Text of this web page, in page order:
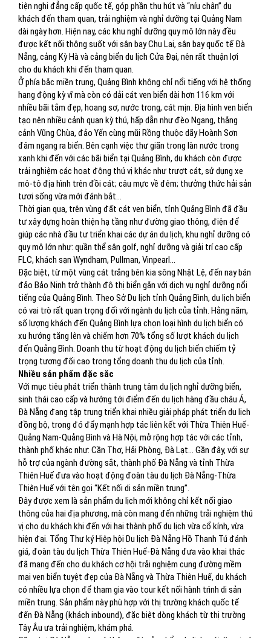
tiện nghi đẳng cấp quốc tế, góp phần thu hút và “níu chân” du
khách đến tham quan, trải nghiệm và nghỉ dưỡng tại Quảng Nam
dài ngày hơn. Hiện nay, các khu nghỉ dưỡng quy mô lớn này đều
được kết nối thông suốt với sân bay Chu Lai, sân bay quốc tế Đà
Nẵng, cảng Kỳ Hà và cảng biển du lịch Cửa Đại, nên rất thuận lợi
cho du khách khi đến tham quan.
Ở phía bắc miền trung, Quảng Bình không chỉ nổi tiếng với hệ thống
hang động kỳ vĩ mà còn có dải cát ven biển dài hơn 116 km với
nhiều bãi tắm đẹp, hoang sơ, nước trong, cát mịn. Địa hình ven biển
tạo nên nhiều cảnh quan kỳ thú, hấp dẫn như đèo Ngang, thắng
cảnh Vũng Chùa, đảo Yến cùng mũi Rồng thuộc dãy Hoành Sơn
đâm ngang ra biển. Bên cạnh việc thư giãn trong làn nước trong
xanh khi đến với các bãi biển tại Quảng Bình, du khách còn được
trải nghiệm các hoạt động thú vị khác như trượt cát, sử dụng xe
mô-tô địa hình trên đồi cát; câu mực về đêm; thưởng thức hải sản
tươi sống vừa mới đánh bắt...
Thời gian qua, trên vùng đất cát ven biển, tỉnh Quảng Bình đã đầu
tư xây dựng hoàn thiện hạ tầng như đường giao thông, điện để
giúp các nhà đầu tư triển khai các dự án du lịch, khu nghỉ dưỡng có
quy mô lớn như: quần thể sân golf, nghỉ dưỡng và giải trí cao cấp
FLC, khách sạn Wyndham, Pullman, Vinpearl...
Đặc biệt, từ một vùng cát trắng bên kia sông Nhật Lệ, đến nay bán
đảo Bảo Ninh trở thành đô thị biển gắn với dịch vụ nghỉ dưỡng nổi
tiếng của Quảng Bình. Theo Sở Du lịch tỉnh Quảng Bình, du lịch biển
có vai trò rất quan trọng đối với ngành du lịch của tỉnh. Hằng năm,
số lượng khách đến Quảng Bình lựa chọn loại hình du lịch biển có
xu hướng tăng lên và chiếm hơn 70% tổng số lượt khách du lịch
đến Quảng Bình. Doanh thu từ hoạt động du lịch biển chiếm tỷ
trọng tương đối cao trong tổng doanh thu du lịch của tỉnh.
Nhiều sản phẩm đặc sắc
Với mục tiêu phát triển thành trung tâm du lịch nghỉ dưỡng biển,
sinh thái cao cấp và hướng tới điểm đến du lịch hàng đầu châu Á,
Đà Nẵng đang tập trung triển khai nhiều giải pháp phát triển du lịch
đồng bộ, trong đó đẩy mạnh hợp tác liên kết với Thừa Thiên Huế-
Quảng Nam-Quảng Bình và Hà Nội, mở rộng hợp tác với các tỉnh,
thành phố khác như: Cần Thơ, Hải Phòng, Đà Lạt... Gần đây, với sự
hỗ trợ của ngành đường sắt, thành phố Đà Nẵng và tỉnh Thừa
Thiên Huế đưa vào hoạt động đoàn tàu du lịch Đà Nẵng-Thừa
Thiên Huế với tên gọi “Kết nối di sản miền trung”.
Đây được xem là sản phẩm du lịch mới không chỉ kết nối giao
thông của hai địa phương, mà còn mang đến những trải nghiệm thú
vị cho du khách khi đến với hai thành phố du lịch vừa cổ kính, vừa
hiện đại. Tổng Thư ký Hiệp hội Du lịch Đà Nẵng Hồ Thanh Tú đánh
giá, đoàn tàu du lịch Thừa Thiên Huế-Đà Nẵng đưa vào khai thác
đã mang đến cho du khách cơ hội trải nghiệm cung đường mềm
mại ven biển tuyệt đẹp của Đà Nẵng và Thừa Thiên Huế, du khách
có nhiều lựa chọn để tham gia vào tour kết nối hành trình di sản
miền trung. Sản phẩm này phù hợp với thị trường khách quốc tế
đến Đà Nẵng (khách inbound), đặc biệt dòng khách từ thị trường
Tây Âu ưa trải nghiệm, khám phá.